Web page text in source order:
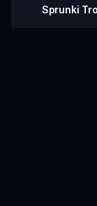
Sprunki